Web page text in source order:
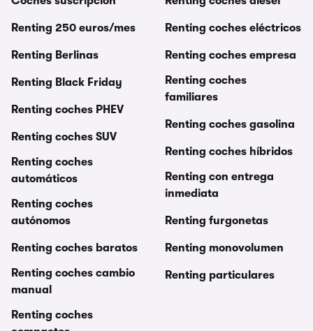
Renting 250 euros/mes
Renting Berlinas
Renting Black Friday
Renting coches PHEV
Renting coches SUV
Renting coches
automáticos
Renting coches
autónomos
Renting coches baratos
Renting coches cambio
manual
Renting coches
Renting coches eléctricos
Renting coches empresa
Renting coches
familiares
Renting coches gasolina
Renting coches híbridos
Renting con entrega
inmediata
Renting furgonetas
Renting monovolumen
Renting particulares